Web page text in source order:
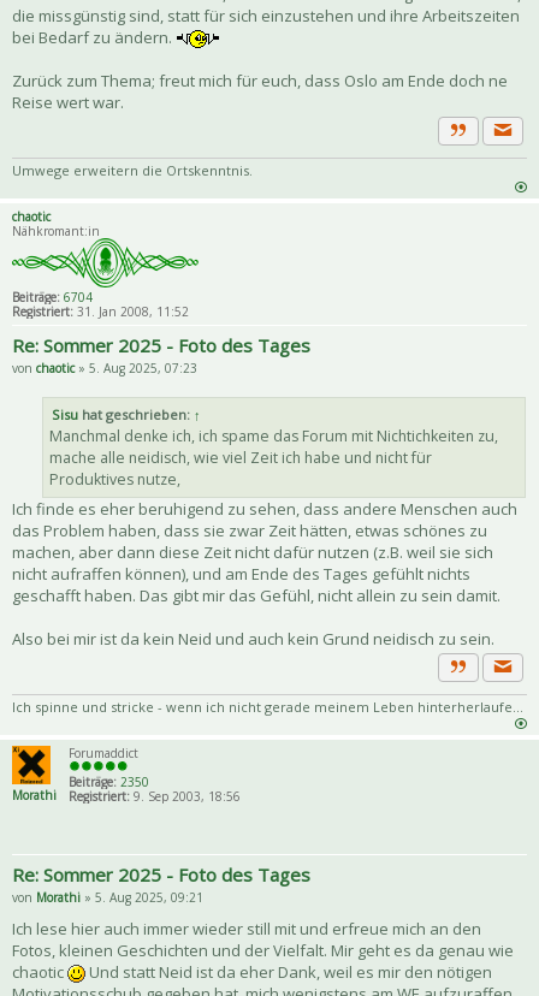
die missgünstig sind, statt für sich einzustehen und ihre Arbeitszeiten
bei Bedarf zu ändern.
Zurück zum Thema; freut mich für euch, dass Oslo am Ende doch ne
Reise wert war.
Zitat
Umwege erweitern die Ortskenntnis.
chaotic
Nähkromant:in
Beiträge: 6704
Registriert: 31. Jan 2008, 11:52
Re: Sommer 2025 - Foto des Tages
von chaotic» 5. Aug 2025, 07:23
Sisu hat geschrieben: ↑
Manchmal denke ich, ich spame das Forum mit Nichtichkeiten zu,
mache alle neidisch, wie viel Zeit ich habe und nicht für
Produktives nutze,
Ich finde es eher beruhigend zu sehen, dass andere Menschen auch
das Problem haben, dass sie zwar Zeit hätten, etwas schönes zu
machen, aber dann diese Zeit nicht dafür nutzen (z.B. weil sie sich
nicht aufraffen können), und am Ende des Tages gefühlt nichts
geschafft haben. Das gibt mir das Gefühl, nicht allein zu sein damit.
Also bei mir ist da kein Neid und auch kein Grund neidisch zu sein.
Zitat
Ich spinne und stricke - wenn ich nicht gerade meinem Leben hinterherlaufe...
Morathi
Forumaddict
Beiträge: 2350
Registriert: 9. Sep 2003, 18:56
Re: Sommer 2025 - Foto des Tages
von Morathi » 5. Aug 2025, 09:21
Ich lese hier auch immer wieder still mit und erfreue mich an den
Fotos, kleinen Geschichten und der Vielfalt. Mir geht es da genau wie
chaotic
Und statt Neid ist da eher Dank, weil es mir den nötigen